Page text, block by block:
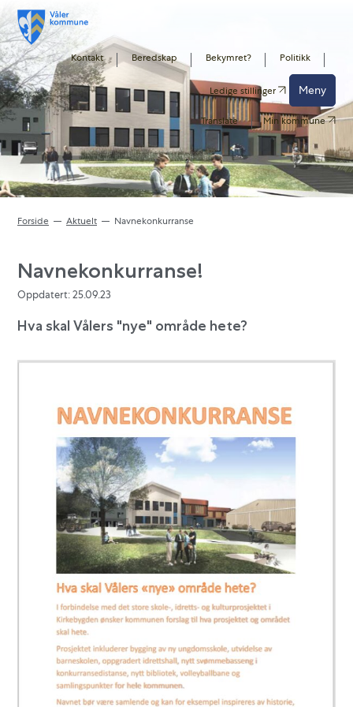
Kontakt Beredskap Bekymret? Politikk
Ledige stillinger Meny
Translate Min kommune
Forside Aktuelt Navnekonkurranse
Navnekonkurranse!
Oppdatert: 25.09.23
Hva skal Vålers "nye" område hete?